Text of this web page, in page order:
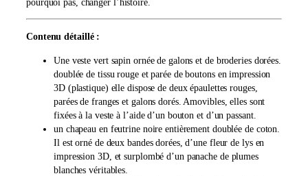
e
u
r
Contenu détaillé :
Une veste vert sapin ornée de galons et de broderies dorées.
doublée de tissu rouge et parée de boutons en impression
3D (plastique) elle dispose de deux épaulettes rouges,
parées de franges et galons dorés. Amovibles, elles sont
fixées à la veste à l’aide d’un bouton et d’un passant.
un chapeau en feutrine noire entièrement doublée de coton.
Il est orné de deux bandes dorées, d’une fleur de lys en
impression 3D, et surplombé d’un panache de plumes
blanches véritables.